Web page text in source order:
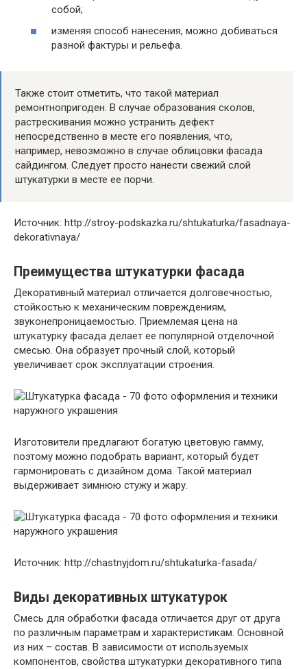
собой;
изменяя способ нанесения, можно добиваться
разной фактуры и рельефа.
Также стоит отметить, что такой материал
ремонтнопригоден. В случае образования сколов,
растрескивания можно устранить дефект
непосредственно в месте его появления, что,
например, невозможно в случае облицовки фасада
сайдингом. Следует просто нанести свежий слой
штукатурки в месте ее порчи.
Источник: http://stroy-podskazka.ru/shtukaturka/fasadnaya-
dekorativnaya/
Преимущества штукатурки фасада
Декоративный материал отличается долговечностью,
стойкостью к механическим повреждениям,
звуконепроницаемостью. Приемлемая цена на
штукатурку фасада делает ее популярной отделочной
смесью. Она образует прочный слой, который
увеличивает срок эксплуатации строения.
Изготовители предлагают богатую цветовую гамму,
поэтому можно подобрать вариант, который будет
гармонировать с дизайном дома. Такой материал
выдерживает зимнюю стужу и жару.
Источник: http://chastnyjdom.ru/shtukaturka-fasada/
Виды декоративных штукатурок
Смесь для обработки фасада отличается друг от друга
по различным параметрам и характеристикам. Основной
из них – состав. В зависимости от используемых
компонентов, свойства штукатурки декоративного типа